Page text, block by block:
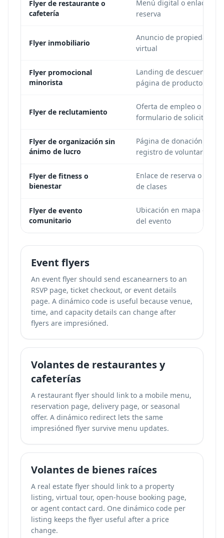
Flyer de restaurante o
cafetería
Menú digital o enlace de
reserva
Flyer inmobiliario
Anuncio de propiedad o
virtual
Flyer promocional
minorista
Landing de descuento o
página de producto
Flyer de reclutamiento
Oferta de empleo o
formulario de solicitud
Flyer de organización sin
ánimo de lucro
Página de donación o
registro de voluntarios
Flyer de fitness o
bienestar
Enlace de reserva o
de clases
Flyer de evento
comunitario
Ubicación en mapa o
del evento
Event flyers
An event flyer should send escanearners to an
RSVP page, ticket checkout, or event details
page. A dinámico code is useful because venue,
time, and capacity details can change after
flyers are impresióned.
Volantes de restaurantes y
cafeterías
A restaurant flyer should link to a mobile menu,
reservation page, delivery page, or seasonal
offer. A dinámico redirect lets the same
impresióned flyer survive menu updates.
Volantes de bienes raíces
A real estate flyer should link to a property
listing, virtual tour, open-house booking page,
or agent contact card. One dinámico code per
listing keeps the flyer useful after a price
change.